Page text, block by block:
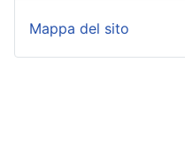
Mappa del sito